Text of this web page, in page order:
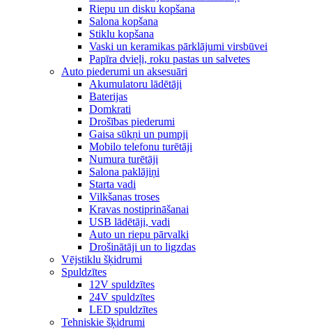
Riepu un disku kopšana
Salona kopšana
Stiklu kopšana
Vaski un keramikas pārklājumi virsbūvei
Papīra dvieļi, roku pastas un salvetes
Auto piederumi un aksesuāri
Akumulatoru lādētāji
Baterijas
Domkrati
Drošības piederumi
Gaisa sūkņi un pumpji
Mobilo telefonu turētāji
Numura turētāji
Salona paklājiņi
Starta vadi
Vilkšanas troses
Kravas nostiprināšanai
USB lādētāji, vadi
Auto un riepu pārvalki
Drošinātāji un to ligzdas
Vējstiklu šķidrumi
Spuldzītes
12V spuldzītes
24V spuldzītes
LED spuldzītes
Tehniskie šķidrumi